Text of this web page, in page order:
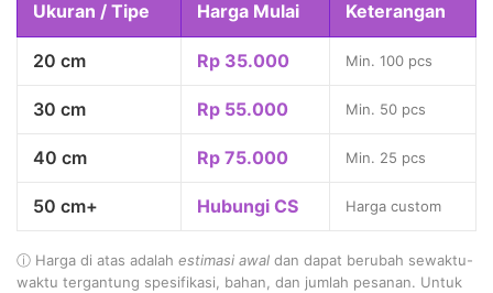
Ukuran / Tipe Harga Mulai Keterangan
20 cm Rp 35.000 Min. 100 pcs
30 cm Rp 55.000 Min. 50 pcs
40 cm Rp 75.000 Min. 25 pcs
50 cm+ Hubungi CS Harga custom
ⓘ Harga di atas adalah estimasi awal dan dapat berubah sewaktu-
waktu tergantung spesifikasi, bahan, dan jumlah pesanan. Untuk